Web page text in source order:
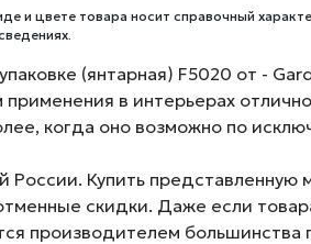
и цвете товара носит справочный
(янтарная) F5020 от -
в интерьерах
когда оно возможно по
Купить представленную
скидки. Даже если
производителем